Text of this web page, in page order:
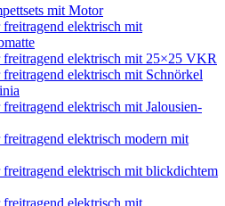
mit Motor
freitragend elektrisch mit
freitragend elektrisch mit 25×25 VKR
freitragend elektrisch mit Schnörkel
freitragend elektrisch mit Jalousien-
freitragend elektrisch modern mit
freitragend elektrisch mit blickdichtem
freitragend elektrisch mit